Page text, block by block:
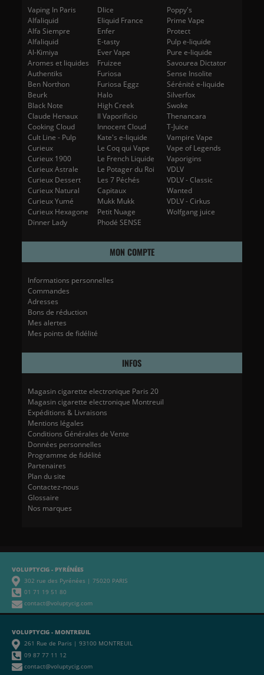
Vaping In Paris
Alfaliquid
Alfa Siempre
Alfaliquid
Al-Kimiya
Aromes et liquides
Authentiks
Ben Northon
Beurk
Black Note
Claude Henaux
Cooking Cloud
Cult Line - Pulp
Curieux
Curieux 1900
Curieux Astrale
Curieux Dessert
Curieux Natural
Curieux Yumé
Curieux Hexagone
Dinner Lady
Dlice
Eliquid France
Enfer
E-tasty
Ever Vape
Fruizee
Furiosa
Furiosa Eggz
Halo
High Creek
Il Vaporificio
Innocent Cloud
Kate's e-liquide
Le Coq qui Vape
Le French Liquide
Le Potager du Roi
Les 7 Péchés
Capitaux
Mukk Mukk
Petit Nuage
Phodé SENSE
Poppy's
Prime Vape
Protect
Pulp e-liquide
Pure e-liquide
Savourea Dictator
Sense Insolite
Sérénité e-liquide
Silverfox
Swoke
Thenancara
T-Juice
Vampire Vape
Vape of Legends
Vaporigins
VDLV
VDLV - Classic
Wanted
VDLV - Cirkus
Wolfgang juice
MON COMPTE
Informations personnelles
Commandes
Adresses
Bons de réduction
Mes alertes
Mes points de fidélité
INFOS
Magasin cigarette electronique Paris 20
Magasin cigarette electronique Montreuil
Expéditions & Livraisons
Mentions légales
Conditions Générales de Vente
Données personnelles
Programme de fidélité
Partenaires
Plan du site
Contactez-nous
Glossaire
Nos marques
VOLUPTYCIG - PYRÉNÉES
302 rue des Pyrénées | 75020 PARIS
01 71 19 51 80
contact@voluptycig.com
VOLUPTYCIG - MONTREUIL
261 Rue de Paris | 93100 MONTREUIL
09 87 77 11 12
contact@voluptycig.com